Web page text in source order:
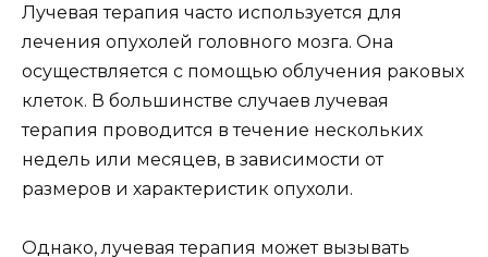
Лучевая терапия часто используется для
лечения опухолей головного мозга. Она
осуществляется с помощью облучения раковых
клеток. В большинстве случаев лучевая
терапия проводится в течение нескольких
недель или месяцев, в зависимости от
размеров и характеристик опухоли.
Однако, лучевая терапия может вызывать